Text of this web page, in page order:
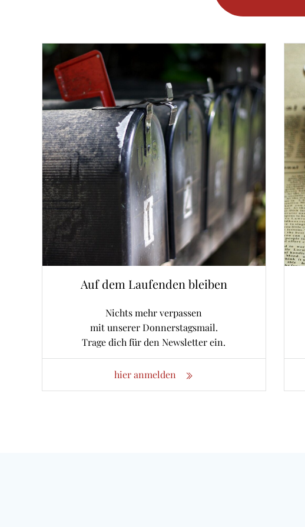
Auf dem Laufenden bleiben
Nichts mehr verpassen
mit unserer Donnerstagsmail.
Trage dich für den Newsletter ein.
hier anmelden